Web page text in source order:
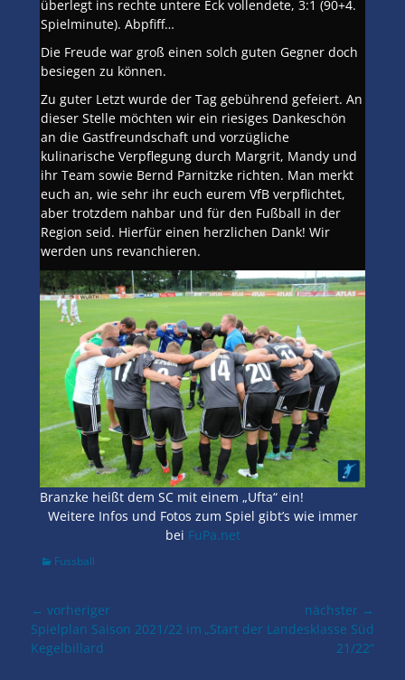
überlegt ins rechte untere Eck vollendete, 3:1 (90+4.
Spielminute). Abpfiff…
Die Freude war groß einen solch guten Gegner doch
besiegen zu können.
Zu guter Letzt wurde der Tag gebührend gefeiert. An
dieser Stelle möchten wir ein riesiges Dankeschön
an die Gastfreundschaft und vorzügliche
kulinarische Verpflegung durch Margrit, Mandy und
ihr Team sowie Bernd Parnitzke richten. Man merkt
euch an, wie sehr ihr euch eurem VfB verpflichtet,
aber trotzdem nahbar und für den Fußball in der
Region seid. Hierfür einen herzlichen Dank! Wir
werden uns revanchieren.
Branzke heißt dem SC mit einem „Ufta“ ein!
Weitere Infos und Fotos zum Spiel gibt’s wie immer
bei FuPa.net
Kategorien
Fussball
Beitragsnavigation
← vorheriger
Vorheriger
Beitrag:
Spielplan Saison 2021/22 im
Kegelbillard
nächster →
nächster
„Start der Landesklasse Süd
21/22“